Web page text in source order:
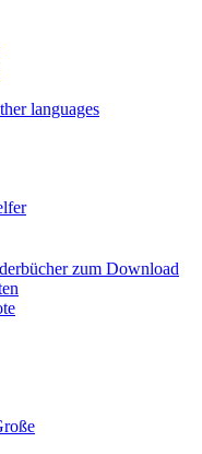
languages
zum Download